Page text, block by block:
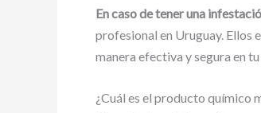
En caso de tener una
profesional en Uruguay. Ellos
manera efectiva y segura en tu
¿Cuál es el producto químico